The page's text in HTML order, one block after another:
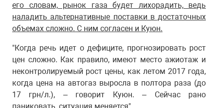
его словам, рынок газа будет лихорадить, ведь
наладить альтернативные поставки в достаточных
объемах сложно. С ним согласен и Куюн.
"Когда речь идет о дефиците, прогнозировать рост
цен сложно. Как правило, имеют место ажиотаж и
неконтролируемый рост цены, как летом 2017 года,
когда цена на автогаз выросла в полтора раза (до
17 грн/л.), – говорит Куюн. – Сейчас рано